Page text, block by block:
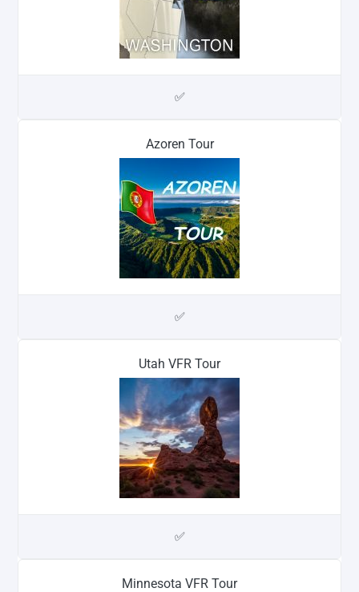
✅
Azoren Tour
✅
Utah VFR Tour
✅
Minnesota VFR Tour